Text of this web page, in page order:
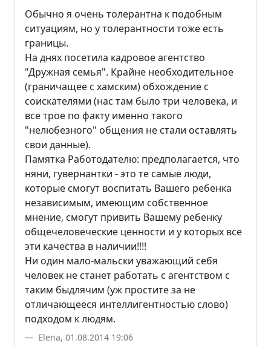
Обычно я очень толерантна к подобным
ситуациям, но у толерантности тоже есть
границы.
На днях посетила кадровое агентство
"Дружная семья". Крайне необходительное
(граничащее с хамским) обхождение с
соискателями (нас там было три человека, и
все трое по факту именно такого
"нелюбезного" общения не стали оставлять
свои данные).
Памятка Работодателю: предполагается, что
няни, гувернантки - это те самые люди,
которые смогут воспитать Вашего ребенка
независимым, имеющим собственное
мнение, смогут привить Вашему ребенку
общечеловеческие ценности и у которых все
эти качества в наличии!!!!
Ни один мало-мальски уважающий себя
человек не станет работать с агентством с
таким быдлячим (уж простите за не
отличающееся интеллигентностью слово)
подходом к людям.
Elena, 01.08.2014 19:06